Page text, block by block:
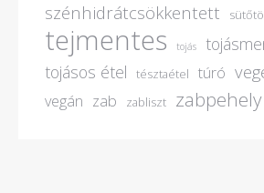
szénhidrátcsökkentett
tejmentes tojás
tojásos étel
tésztaétel túró
vegán zab zabliszt zabpehely